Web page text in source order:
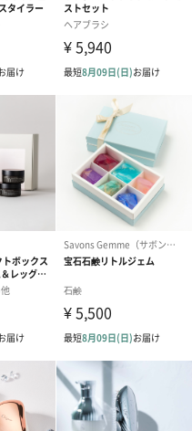
ッセージカ
you）ピ
円）
【誕生日】
Birthday ホワ
刷なし）（
い商品にのし風のカードを
御出産御
円）
内祝い_蝶結
（110円）